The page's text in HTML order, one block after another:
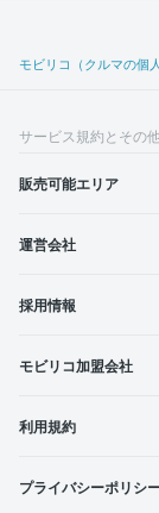
モビリコ（クルマの個
サービス規約とその
販売可能エリア
運営会社
採用情報
モビリコ加盟会社
利用規約
プライバシーポリシ